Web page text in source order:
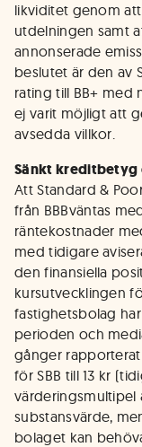
likviditet genom
utdelningen samt
annonserade
beslutet är den av
rating till BB+
ej varit möjligt att
avsedda villkor.
Sänkt kreditbetyg
Att Standard &
från BBBväntas
räntekostnader
med tidigare
den finansiella
kursutvecklingen
fastighetsbolag
perioden och
gånger rapporterat
för SBB till 13 kr
värderingsmultipel
substansvärde,
bolaget kan